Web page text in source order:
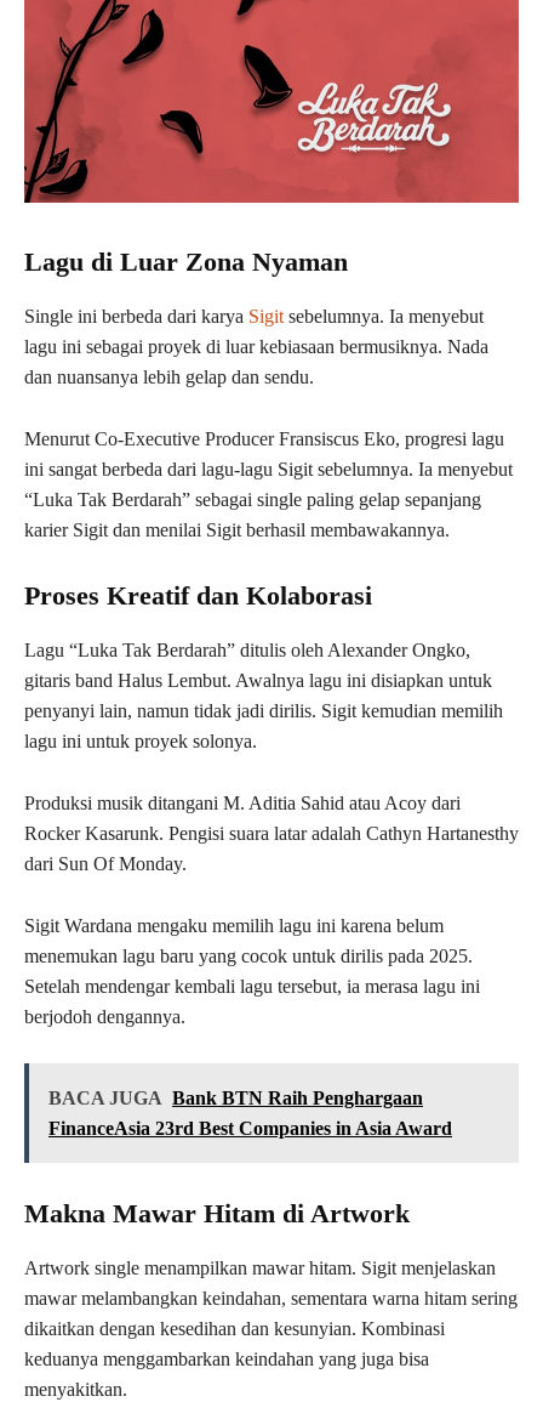
Lagu di Luar Zona Nyaman
Single ini berbeda dari karya Sigit sebelumnya. Ia menyebut
lagu ini sebagai proyek di luar kebiasaan bermusiknya. Nada
dan nuansanya lebih gelap dan sendu.
Menurut Co-Executive Producer Fransiscus Eko, progresi lagu
ini sangat berbeda dari lagu-lagu Sigit sebelumnya. Ia menyebut
“Luka Tak Berdarah” sebagai single paling gelap sepanjang
karier Sigit dan menilai Sigit berhasil membawakannya.
Proses Kreatif dan Kolaborasi
Lagu “Luka Tak Berdarah” ditulis oleh Alexander Ongko,
gitaris band Halus Lembut. Awalnya lagu ini disiapkan untuk
penyanyi lain, namun tidak jadi dirilis. Sigit kemudian memilih
lagu ini untuk proyek solonya.
Produksi musik ditangani M. Aditia Sahid atau Acoy dari
Rocker Kasarunk. Pengisi suara latar adalah Cathyn Hartanesthy
dari Sun Of Monday.
Sigit Wardana mengaku memilih lagu ini karena belum
menemukan lagu baru yang cocok untuk dirilis pada 2025.
Setelah mendengar kembali lagu tersebut, ia merasa lagu ini
berjodoh dengannya.
BACA JUGA Bank BTN Raih Penghargaan
FinanceAsia 23rd Best Companies in Asia Award
Makna Mawar Hitam di Artwork
Artwork single menampilkan mawar hitam. Sigit menjelaskan
mawar melambangkan keindahan, sementara warna hitam sering
dikaitkan dengan kesedihan dan kesunyian. Kombinasi
keduanya menggambarkan keindahan yang juga bisa
menyakitkan.